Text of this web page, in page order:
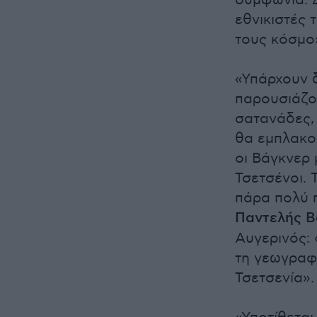
τους
«Υπάρχουν
σατανάδες,
θα
οι Βάγκνερ
Τσετσένοι.
πάρα πολύ
Παντελής
Αυγερινός:
τη
Τσετσενία».